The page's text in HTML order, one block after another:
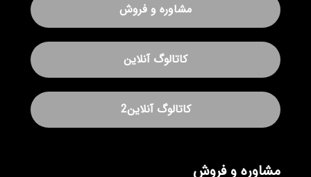
مشاوره و فروش
کاتالوگ آنلاین
کاتالوگ آنلاین2
مشاوره و فروش